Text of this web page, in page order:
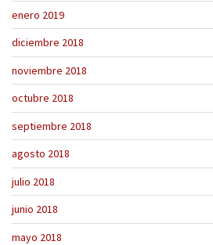
enero 2019
diciembre 2018
noviembre 2018
octubre 2018
septiembre 2018
agosto 2018
julio 2018
junio 2018
mayo 2018